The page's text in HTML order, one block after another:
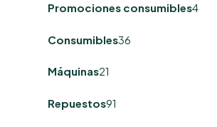
Promociones consumibles4
Consumibles36
Máquinas21
Repuestos91